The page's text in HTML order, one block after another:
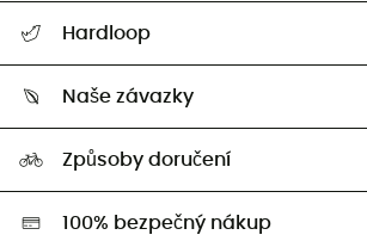
Vrácení zboží a peněz
Hardloop
Naši Ambasadoři
Naše závazky
HardGreen
Způsoby doručení
100% bezpečný nákup